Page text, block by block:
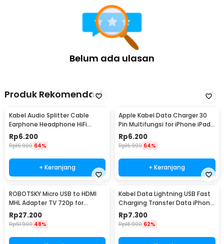
Belum ada ulasan
Produk Rekomendasi
Kabel Audio Splitter Cable
Earphone Headphone HiFi
3.5mm to 2x3.5mm - AV115
Rp6.200
Rp16.900 64%
+ Keranjang
Apple Kabel Data Charger 30
Pin Multifungsi for iPhone iPad
iPod 1M - S-IPAD
Rp6.200
Rp16.900 64%
+ Keranjang
ROBOTSKY Micro USB to HDMI
MHL Adapter TV 720p for
Smartphone - S2
Rp27.200
Rp51.900 48%
Kabel Data Lightning USB Fast
Charging Transfer Data iPhone
2.4A 1M - S-IP5G
Rp7.300
Rp18.900 62%